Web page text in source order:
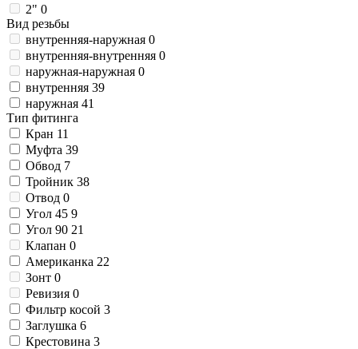
2" 0
Вид резьбы
внутренняя-наружная 0
внутренняя-внутренняя 0
наружная-наружная 0
внутренняя 39
наружная 41
Тип фитинга
Кран 11
Муфта 39
Обвод 7
Тройник 38
Отвод 0
Угол 45 9
Угол 90 21
Клапан 0
Американка 22
Зонт 0
Ревизия 0
Фильтр косой 3
Заглушка 6
Крестовина 3